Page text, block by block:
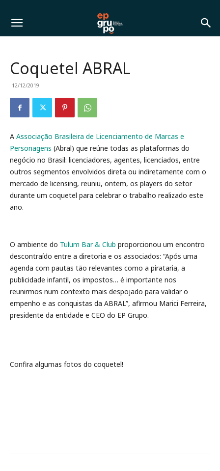
Coquetel ABRAL
12/12/2019
A Associação Brasileira de Licenciamento de Marcas e
Personagens (Abral) que reúne todas as plataformas do
negócio no Brasil: licenciadores, agentes, licenciados, entre
outros segmentos envolvidos direta ou indiretamente com o
mercado de licensing, reuniu, ontem, os players do setor
durante um coquetel para celebrar o trabalho realizado este
ano.
O ambiente do Tulum Bar & Club proporcionou um encontro
descontraído entre a diretoria e os associados: “Após uma
agenda com pautas tão relevantes como a pirataria, a
publicidade infantil, os impostos… é importante nos
reunirmos num contexto mais despojado para validar o
empenho e as conquistas da ABRAL”, afirmou Marici Ferreira,
presidente da entidade e CEO do EP Grupo.
Confira algumas fotos do coquetel!